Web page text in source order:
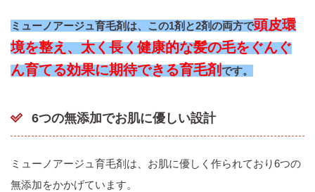
ミューノアージュ育毛剤は、この1剤と2剤の両方で頭皮環
境を整え、太く長く健康的な髪の毛をぐんぐ
ん育てる効果に期待できる育毛剤です。
6つの無添加でお肌に優しい設計
ミューノアージュ育毛剤は、お肌に優しく作られており6つの
無添加をかかげています。